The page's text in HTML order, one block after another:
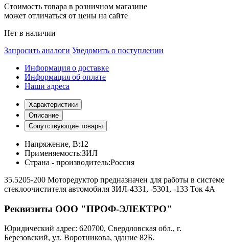
Стоимость товара в розничном магазине
может отличаться от цены на сайте
Нет в наличии
Запросить аналоги Уведомить о поступлении
Информация о доставке
Информация об оплате
Наши адреса
Характеристики
Описание
Сопутствующие товары
Напряжение, В:12
Применяемость:ЗИЛ
Страна - производитель:Россия
35.5205-200 Моторедуктор предназначен для работы в системе
стеклоочистителя автомобиля ЗИЛ-4331, -5301, -133 Ток 4А
Реквизиты ООО "ПРОФ-ЭЛЕКТРО"
Юридический адрес: 620700, Свердловская обл., г.
Березовский, ул. Воротникова, здание 82Б.